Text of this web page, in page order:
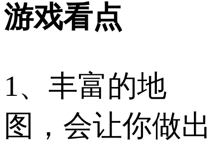
游戏看点
1、丰富的地
图，会让你做出